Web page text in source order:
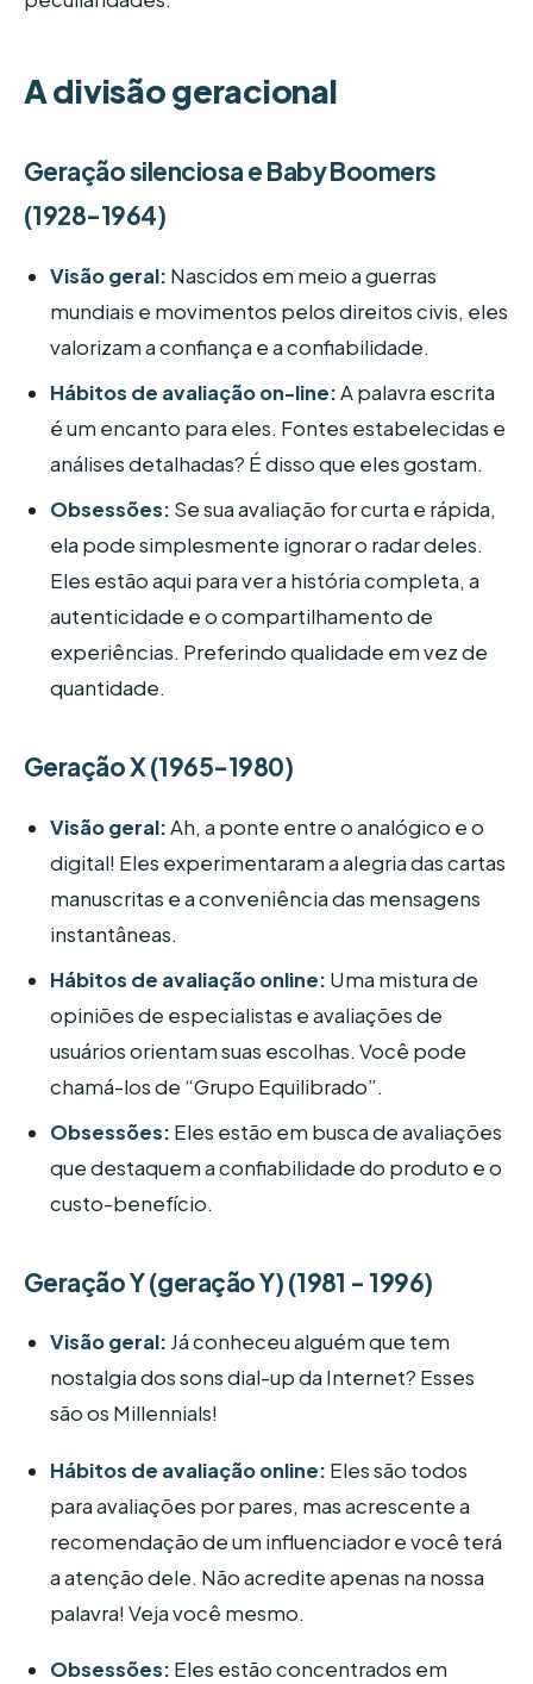
A divisão geracional
Geração silenciosa e Baby Boomers
(1928-1964)
Visão geral: Nascidos em meio a guerras
mundiais e movimentos pelos direitos civis, eles
valorizam a confiança e a confiabilidade.
Hábitos de avaliação on-line:A palavra escrita
é um encanto para eles. Fontes estabelecidas e
análises detalhadas? É disso que eles gostam.
Obsessões: Se sua avaliação for curta e rápida,
ela pode simplesmente ignorar o radar deles.
Eles estão aqui para ver a história completa, a
autenticidade e o compartilhamento de
experiências. Preferindo qualidade em vez de
quantidade.
Geração X (1965-1980)
Visão geral:Ah, a ponte entre o analógico e o
digital! Eles experimentaram a alegria das cartas
manuscritas e a conveniência das mensagens
instantâneas.
Hábitos de avaliação online: Uma mistura de
opiniões de especialistas e avaliações de
usuários orientam suas escolhas. Você pode
chamá-los de “Grupo Equilibrado”.
Obsessões: Eles estão em busca de avaliações
que destaquem a confiabilidade do produto e o
custo-benefício.
Geração Y (geração Y) (1981 - 1996)
Visão geral: Já conheceu alguém que tem
nostalgia dos sons dial-up da Internet? Esses
são os Millennials!
Hábitos de avaliação online: Eles são todos
para avaliações por pares, mas acrescente a
recomendação de um influenciador e você terá
a atenção dele. Não acredite apenas na nossa
palavra! Veja você mesmo.
Obsessões: Eles estão concentrados em